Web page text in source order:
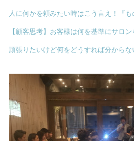
人に何かを頼みたい時はこう言え！『
【顧客思考】お客様は何を基準にサロ
頑張りたいけど何をどうすれば分から